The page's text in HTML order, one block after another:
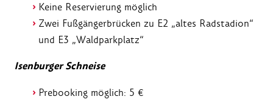
Keine Reservierung möglich
Zwei Fußgängerbrücken zu E2 „altes Radstadion“
und E3 „Waldparkplatz“
Isenburger Schneise
Prebooking möglich: 5 €